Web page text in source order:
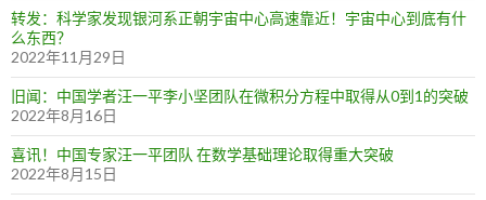
转发：科学家发现银河系正朝宇宙中心高速靠近！宇宙中心到底有什
么东西？
2022年11月29日
旧闻：中国学者汪一平李小坚团队在微积分方程中取得从0到1的突破
2022年8月16日
喜讯！中国专家汪一平团队 在数学基础理论取得重大突破
2022年8月15日